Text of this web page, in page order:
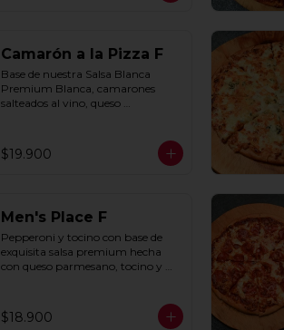
Camarón a la Pizza F
Base de nuestra Salsa Blanca
Premium Blanca, camarones
salteados al vino, queso
$19.900
Men's Place F
Pepperoni y tocino con base de
exquisita salsa premium hecha
con queso parmesano, tocino y
$18.900